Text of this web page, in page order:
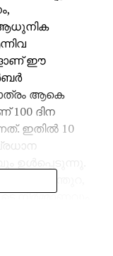
ആധുനിക
ഈ
ആകെ
100 ദിന
ഇതില്‍ 10
പൂന്തുറ,
നിര്‍മ്മാണവും
സെന്ററും